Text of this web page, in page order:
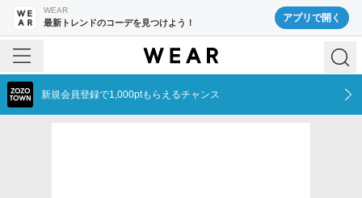
WEAR
最新トレンドのコーデを見つけよう！ アプリで開く
新規会員登録で1,000ptもらえるチャンス